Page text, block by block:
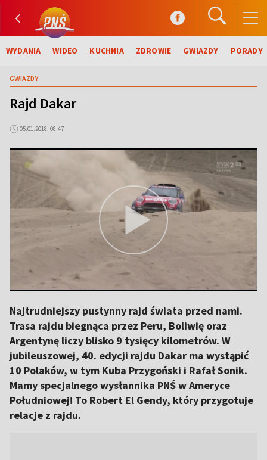
WYDANIA WIDEO KUCHNIA ZDROWIE GWIAZDY PORADY
GWIAZDY
Rajd Dakar
05.01.2018, 08:47
Najtrudniejszy pustynny rajd świata przed nami.
Trasa rajdu biegnąca przez Peru, Boliwię oraz
Argentynę liczy blisko 9 tysięcy kilometrów. W
jubileuszowej, 40. edycji rajdu Dakar ma wystąpić
10 Polaków, w tym Kuba Przygoński i Rafał Sonik.
Mamy specjalnego wysłannika PNŚ w Ameryce
Południowej! To Robert El Gendy, który przygotuje
relacje z rajdu.